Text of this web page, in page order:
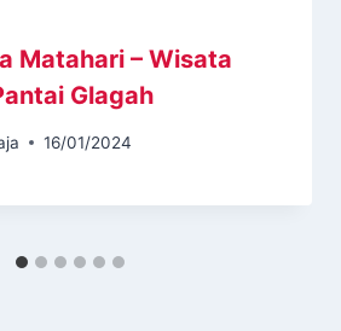
Matahari – Wisata
Glagah
16/01/2024